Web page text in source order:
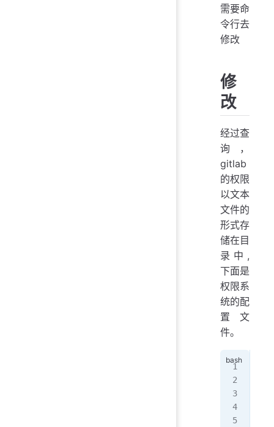
需要命
令行去
修改
修
改
经过查
询，
gitlab
的权限
以文本
文件的
形式存
储在目
录中,
下面是
权限系
统的配
置文
件。